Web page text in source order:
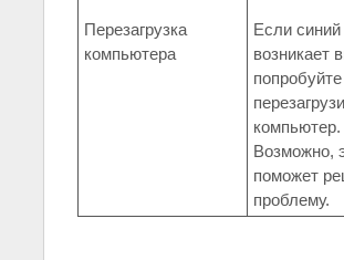
Перезагрузка
компьютера
Если синий
возникает
попробуйте
компьютер.
Возможно,
поможет
проблему.